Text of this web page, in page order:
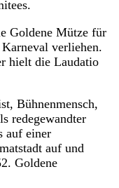
Goldene Mütze für
verliehen.
hielt die Laudatio
Bühnenmensch,
redegewandter
auf einer
auf und
Goldene